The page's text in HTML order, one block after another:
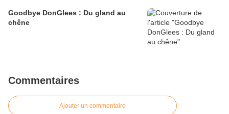
Goodbye DonGlees : Du gland au
chêne
Commentaires
Ajouter un commentaire